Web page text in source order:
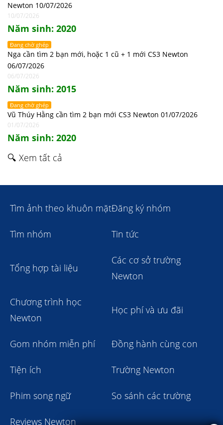
Newton 10/07/2026
10/07/2026
Năm sinh: 2020
Đang chờ ghép
Nga cần tìm 2 bạn mới, hoặc 1 cũ + 1 mới CS3 Newton
06/07/2026
06/07/2026
Năm sinh: 2015
Đang chờ ghép
Vũ Thúy Hằng cần tìm 2 bạn mới CS3 Newton 01/07/2026
01/07/2026
Năm sinh: 2020
🔍 Xem tất cả
Tìm ảnh theo khuôn mặtĐăng ký nhóm
Tìm nhóm Tin tức
Tổng hợp tài liệu
Các cơ sở trường
Newton
Chương trình học
Newton
Học phí và ưu đãi
Gom nhóm miễn phí Đồng hành cùng con
Tiện ích Trường Newton
Phim song ngữ So sánh các trường
Reviews Newton